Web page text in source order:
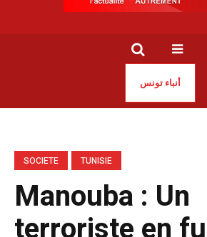
أنباء تونس
SOCIETE TUNISIE
Manouba : Un